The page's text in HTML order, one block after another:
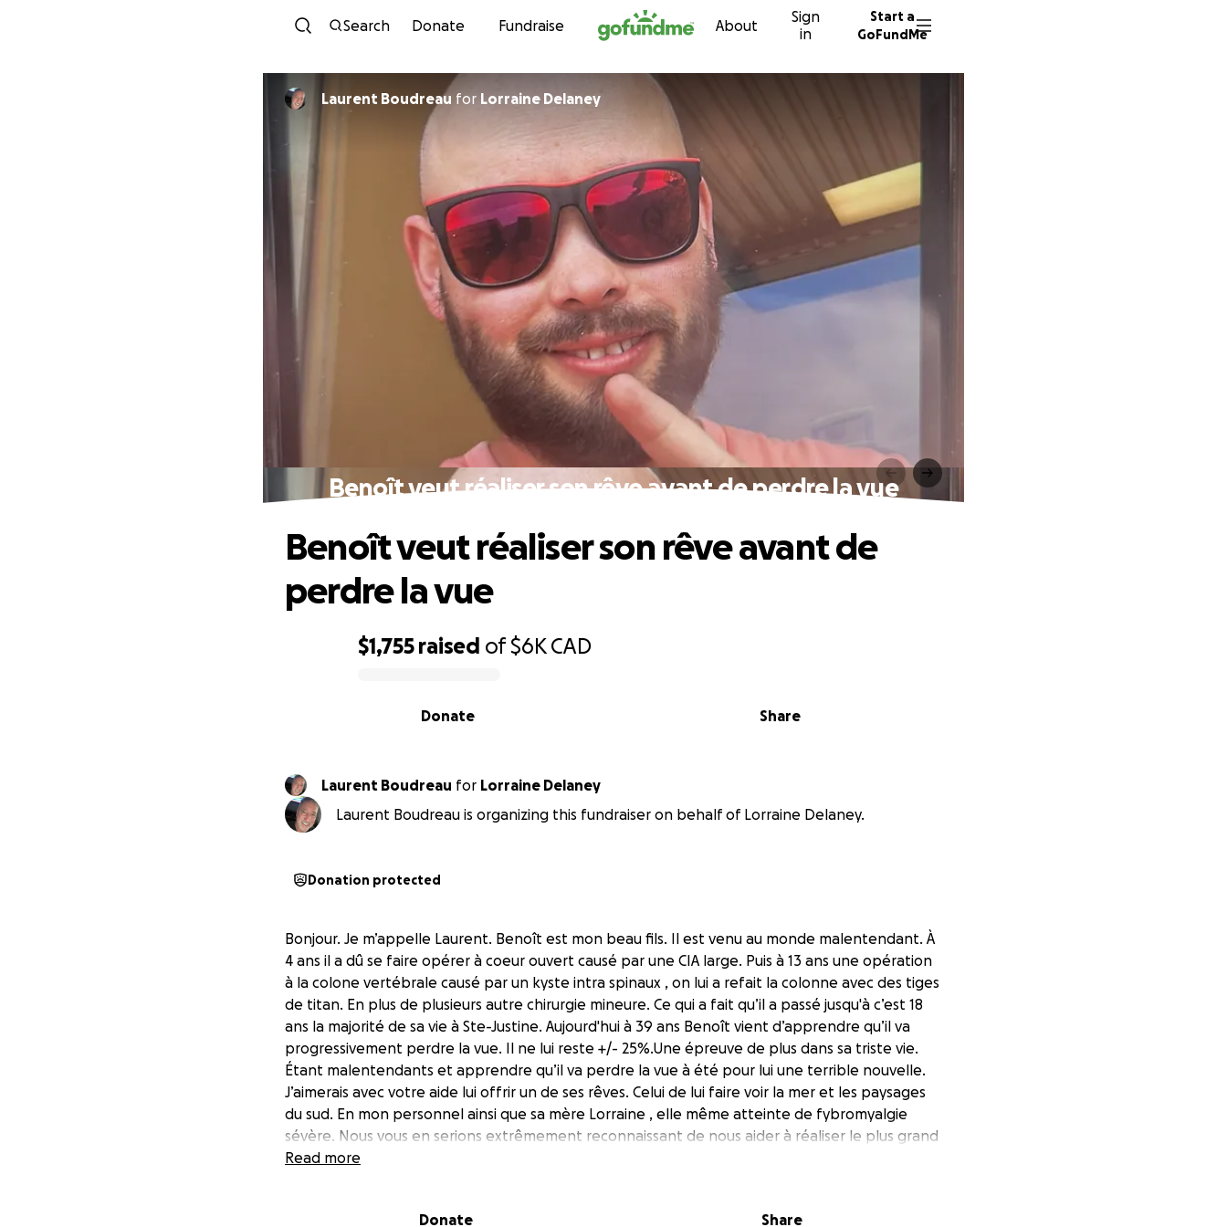
Skip to content
Search Donate Fundraise About
Sign
in
Start a
GoFundMe
Laurent Boudreau for Lorraine Delaney
Benoît veut réaliser son rêve avant de perdre la vue
$1,755 raised of$6K CAD
Share
Donate
Benoît veut réaliser son rêve avant de
perdre la vue
Laurent Boudreau for
Lorraine Delaney
Laurent Boudreau is organizing this fundraiser on behalf of Lorraine Delaney.
Donation protected
Bonjour. Je m’appelle Laurent. Benoît est mon beau fils. Il est venu au monde malentendant. À
4 ans il a dû se faire opérer à coeur ouvert causé par une CIA large. Puis à 13 ans une opération
à la colone vertébrale causé par un kyste intra spinaux , on lui a refait la colonne avec des tiges
de titan. En plus de plusieurs autre chirurgie mineure. Ce qui a fait qu’il a passé jusqu'à c’est 18
ans la majorité de sa vie à Ste-Justine. Aujourd'hui à 39 ans Benoît vient d’apprendre qu’il va
progressivement perdre la vue. Il ne lui reste +/- 25%.Une épreuve de plus dans sa triste vie.
Étant malentendants et apprendre qu’il va perdre la vue à été pour lui une terrible nouvelle.
J’aimerais avec votre aide lui offrir un de ses rêves. Celui de lui faire voir la mer et les paysages
du sud. En mon personnel ainsi que sa mère Lorraine , elle même atteinte de fybromyalgie
sévère. Nous vous en serions extrêmement reconnaissant de nous aider à réaliser le plus grand
rêve de Benoit. Merci à l’avance de votre très grande générosité et nous vous envoyons
l’organisme enfant soleil afin de faire bénéficier de votre générosité à un autre enfant malade.
Read more
Donate Share